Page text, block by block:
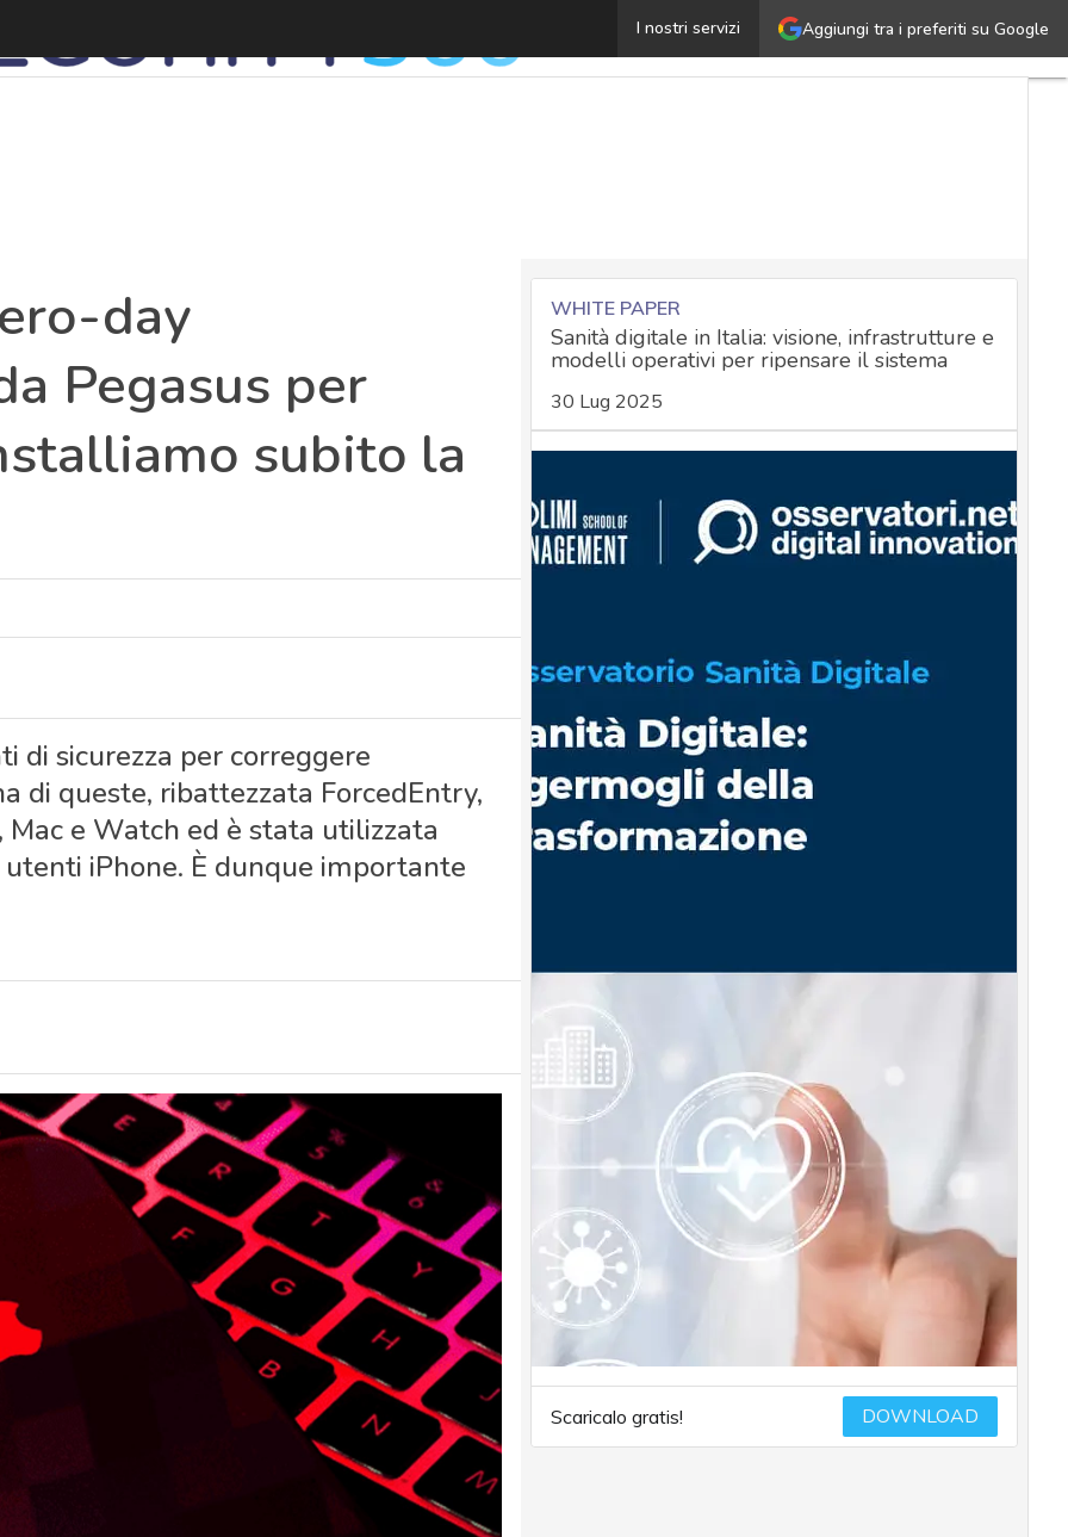
Aggiungi tra i preferiti su Google
I nostri servizi
Apple, corretto lo zero-day ForcedEntry usato da
day
Pegasus per
subito la
di sicurezza per correggere
queste, ribattezzata ForcedEntry,
e Watch ed è stata utilizzata
iPhone. È dunque importante
WHITE PAPER
Sanità digitale in Italia: visione, infrastrutture e
modelli operativi per ripensare il sistema
30 Lug 2025
Scaricalo gratis! DOWNLOAD